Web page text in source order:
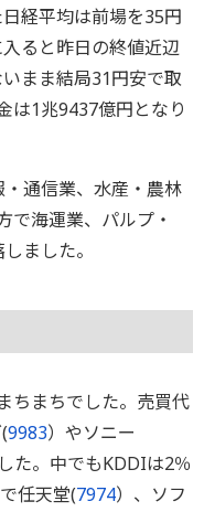
経平均は前場を35円
ると昨日の終値近辺
まま結局31円安で取
は1兆9437億円となり
通信業、水産・農林
で海運業、パルプ・
ました。
ちまちでした。売買代
9983）やソニー
た。中でもKDDIは2％
任天堂(7974）、ソフ